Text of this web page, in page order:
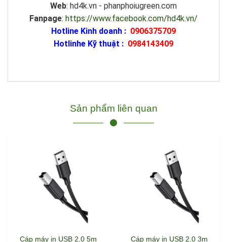
Web: hd4k.vn - phanphoiugreen.com
Fanpage: https://www.facebook.com/hd4k.vn/
Hotline Kinh doanh : 0906375709
Hotlinhe Kỹ thuật : 0984143409
Sản phẩm liên quan
Cáp máy in USB 2.0 5m
Cáp máy in USB 2.0 3m